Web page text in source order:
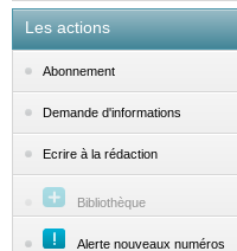
Les actions
Abonnement
Demande d'informations
Ecrire à la rédaction
Bibliothèque
Alerte nouveaux numéros